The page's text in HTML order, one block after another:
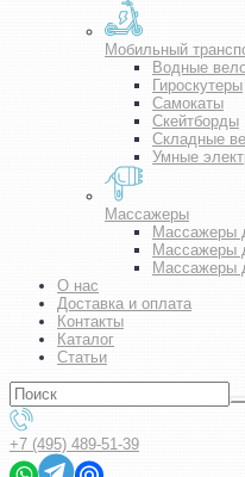
Мобильный
Водные
Гироскутеры
Самокаты
Скейтборды
Складные
Умные
Массажеры
Массажеры
Массажеры
Массажеры
О нас
Доставка и оплата
Контакты
Каталог
Статьи
+7 (495) 489-51-39